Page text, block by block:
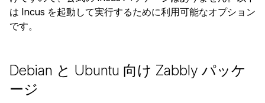
は Incus を起動して実行するために利用可能なオプション
です。
Debian と Ubuntu 向け Zabbly パッケ
ージ